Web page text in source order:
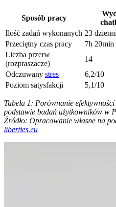
Sposób pracy
Ilość zadań wykonanych 23
Przeciętny czas pracy
7h 20min
Liczba przerw
(rozpraszacze)
14
Odczuwany stres 6,2/10
Poziom satysfakcji
5,1/10
Tabela 1: Porównanie
podstawie badań użytkowników w
Źródło: Opracowanie własne na
liberties.eu